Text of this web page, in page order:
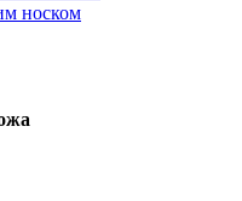
носком